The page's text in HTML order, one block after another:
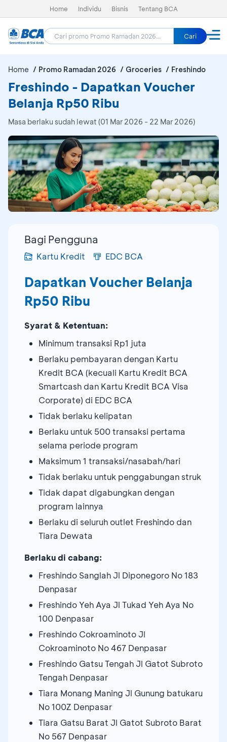
Home Individu Bisnis Tentang BCA
Cari
Home Promo Ramadan 2026 Groceries Freshindo
Freshindo - Dapatkan Voucher
Belanja Rp50 Ribu
Masa berlaku sudah lewat (01 Mar 2026 - 22 Mar 2026)
Bagi Pengguna
Kartu Kredit EDC BCA
Dapatkan Voucher Belanja
Rp50 Ribu
Syarat & Ketentuan:
Minimum transaksi Rp1 juta
Berlaku pembayaran dengan Kartu
Kredit BCA (kecuali Kartu Kredit BCA
Smartcash dan Kartu Kredit BCA Visa
Corporate) di EDC BCA
Tidak berlaku kelipatan
Berlaku untuk 500 transaksi pertama
selama periode program
Maksimum 1 transaksi/nasabah/hari
Tidak berlaku untuk penggabungan struk
Tidak dapat digabungkan dengan
program lainnya
Berlaku di seluruh outlet Freshindo dan
Tiara Dewata
Berlaku di cabang:
Freshindo Sanglah Jl Diponegoro No 183
Denpasar
Freshindo Yeh Aya Jl Tukad Yeh Aya No
100 Denpasar
Freshindo Cokroaminoto Jl
Cokroaminoto No 467 Denpasar
Freshindo Gatsu Tengah Jl Gatot Subroto
Tengah Denpasar
Tiara Monang Maning Jl Gunung batukaru
No 100Z Denpasar
Tiara Gatsu Barat Jl Gatot Subroto Barat
No 567 Denpasar